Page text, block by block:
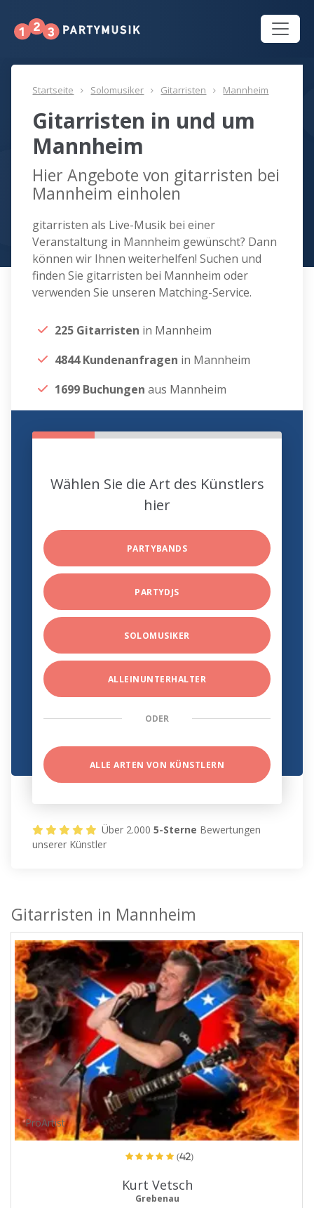
Startseite Solomusiker Gitarristen Mannheim
Gitarristen in und um
Mannheim
Hier Angebote von gitarristen bei
Mannheim einholen
gitarristen als Live-Musik bei einer
Veranstaltung in Mannheim gewünscht? Dann
können wir Ihnen weiterhelfen! Suchen und
finden Sie gitarristen bei Mannheim oder
verwenden Sie unseren Matching-Service.
225 Gitarristen in Mannheim
4844 Kundenanfragen in Mannheim
1699 Buchungen aus Mannheim
Wählen Sie die Art des Künstlers
hier
PARTYBANDS
PARTYDJS
SOLOMUSIKER
ALLEINUNTERHALTER
ODER
ALLE ARTEN VON KÜNSTLERN
Über 2.0005-Sterne Bewertungen
unserer Künstler
Gitarristen in Mannheim
ProArtist
(42)
Kurt Vetsch
Grebenau